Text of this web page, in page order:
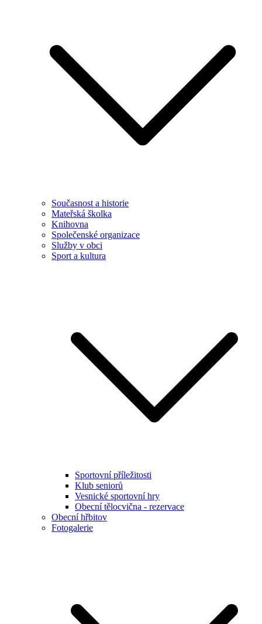
Současnost a historie
Mateřská školka
Knihovna
Společenské organizace
Služby v obci
Sport a kultura
Sportovní příležitosti
Klub seniorů
Vesnické sportovní hry
Obecní tělocvična - rezervace
Obecní hřbitov
Fotogalerie